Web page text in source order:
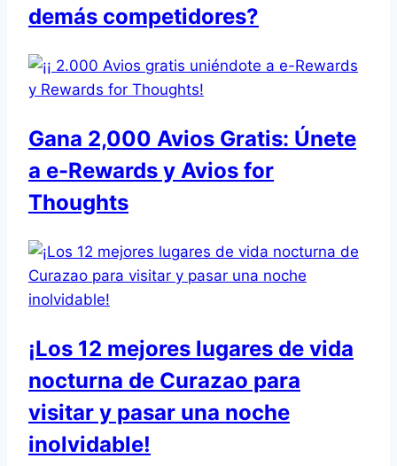
demás competidores?
Gana 2,000 Avios Gratis: Únete
a e-Rewards y Avios for
Thoughts
¡Los 12 mejores lugares de vida
nocturna de Curazao para
visitar y pasar una noche
inolvidable!